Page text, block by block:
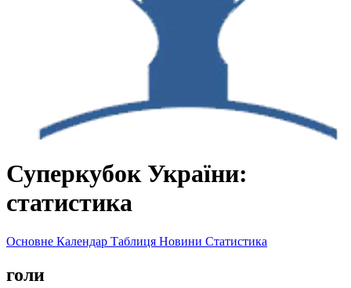
Суперкубок України:
статистика
Основне Календар Таблиця Новини Статистика
голи